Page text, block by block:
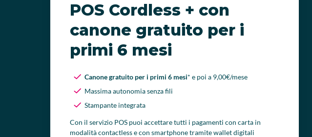
POS Cordless + con
canone gratuito per i
primi 6 mesi
Canone gratuito per i primi 6 mesi* e poi a 9,00€/mese
Massima autonomia senza fili
Stampante integrata
Con il servizio POS puoi accettare tutti i pagamenti con carta in
modalità contactless e con smartphone tramite wallet digitali